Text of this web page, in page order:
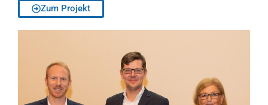
Zum Projekt